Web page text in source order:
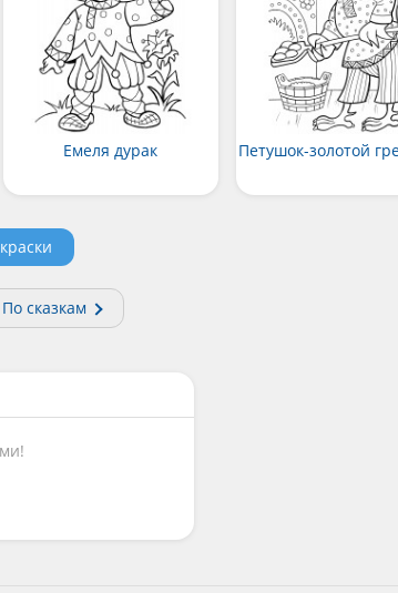
Емеля дурак Петушок-золотой
сказкам